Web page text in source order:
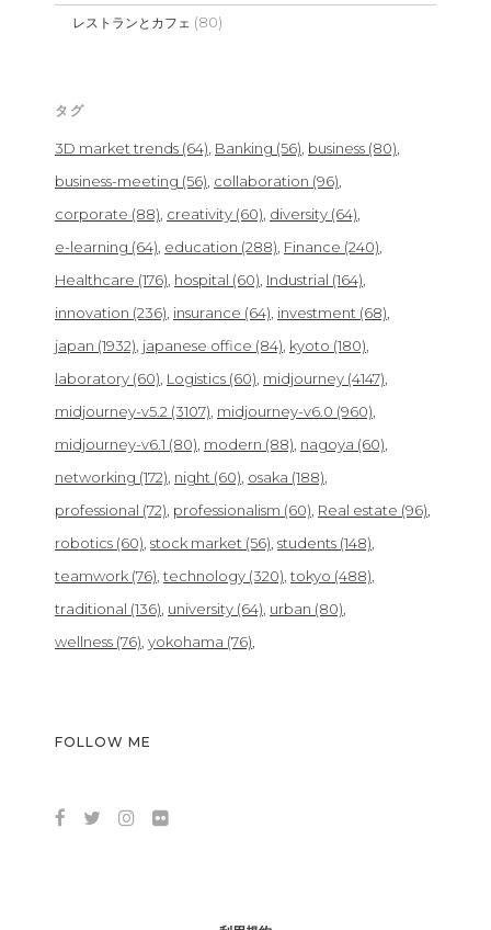
レストランとカフェ (80)
タグ
3D market trends (64) Banking (56) business (80)
business-meeting (56) collaboration (96)
corporate (88) creativity (60) diversity (64)
e-learning (64) education (288) Finance (240)
Healthcare (176) hospital (60) Industrial (164)
innovation (236) insurance (64) investment (68)
japan (1932) japanese office (84) kyoto (180)
laboratory (60) Logistics (60) midjourney (4147)
midjourney-v5.2 (3107) midjourney-v6.0 (960)
midjourney-v6.1 (80) modern (88) nagoya (60)
networking (172) night (60) osaka (188)
professional (72) professionalism (60) Real estate (96)
robotics (60) stock market (56) students (148)
teamwork (76) technology (320) tokyo (488)
traditional (136) university (64) urban (80)
wellness (76) yokohama (76)
FOLLOW ME